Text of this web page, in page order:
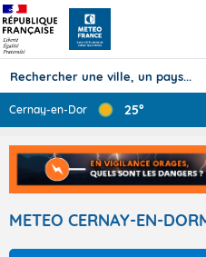
TOUS LES
Cernay-en-Dormo ... 25°
METEO CERNAY-EN-